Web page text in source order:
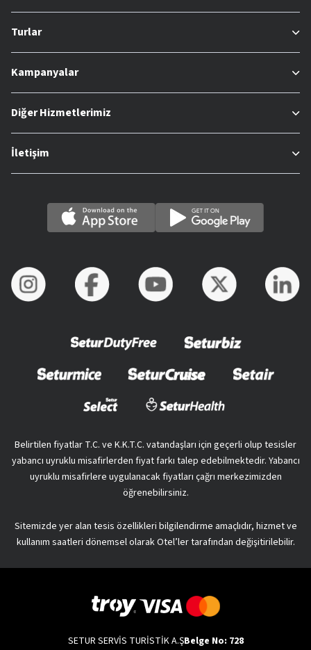
Turlar
Kampanyalar
Diğer Hizmetlerimiz
İletişim
Belirtilen fiyatlar T.C. ve K.K.T.C. vatandaşları için geçerli olup tesisler
yabancı uyruklu misafirlerden fiyat farkı talep edebilmektedir. Yabancı
uyruklu misafirlere uygulanacak fiyatları çağrı merkezimizden
öğrenebilirsiniz.
Sitemizde yer alan tesis özellikleri bilgilendirme amaçlıdır, hizmet ve
kullanım saatleri dönemsel olarak Otel’ler tarafından değişitirilebilir.
SETUR SERVİS TURİSTİK A.ŞBelge No: 728